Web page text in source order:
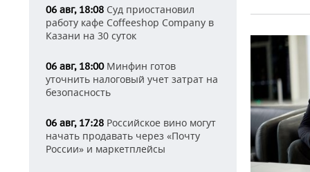
06 авг, 18:08 Суд приостановил
работу кафе Coffeeshop Company в
Казани на 30 суток
06 авг, 18:00Минфин готов
уточнить налоговый учет затрат на
безопасность
06 авг, 17:28 Российское вино могут
начать продавать через «Почту
России» и маркетплейсы